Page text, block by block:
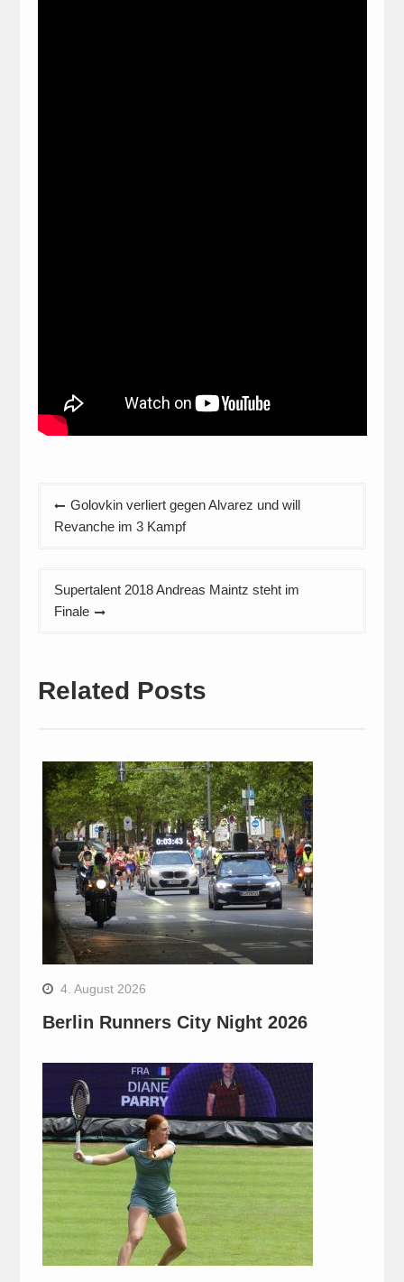
Beitragsnavigation
Golovkin verliert gegen Alvarez und will
Revanche im 3 Kampf
Supertalent 2018 Andreas Maintz steht im
Finale
Related Posts
4. August 2026
Berlin Runners City Night 2026